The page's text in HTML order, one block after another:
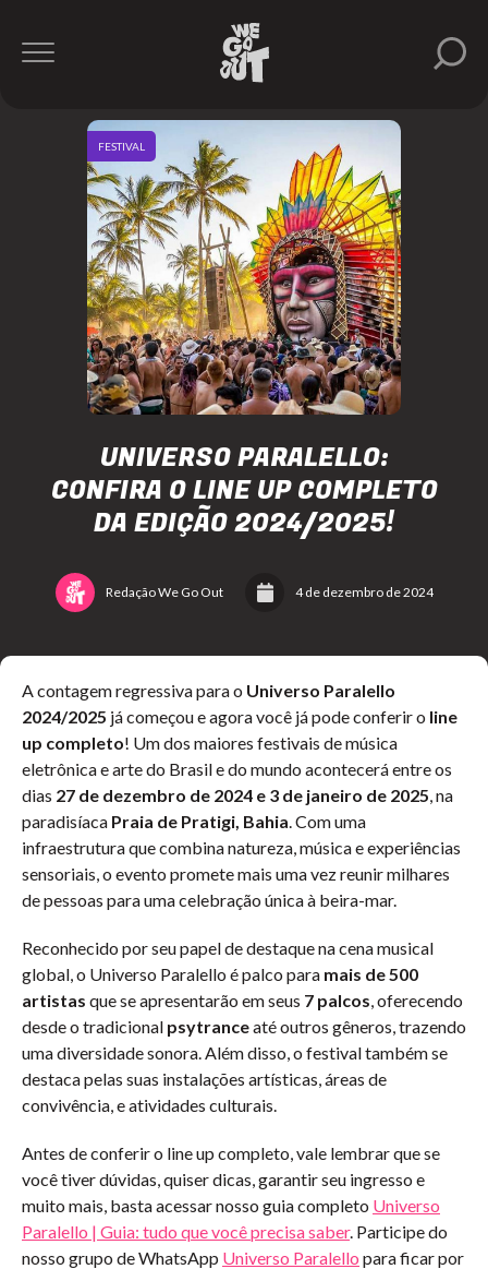
UNIVERSO PARALELLO:
CONFIRA O LINE UP COMPLETO
DA EDIÇÃO 2024/2025!
Redação We Go Out 4 de dezembro de 2024
FESTIVAL
A contagem regressiva para o Universo Paralello
2024/2025 já começou e agora você já pode conferir o line
up completo! Um dos maiores festivais de música
eletrônica e arte do Brasil e do mundo acontecerá entre os
dias 27 de dezembro de 2024 e 3 de janeiro de 2025, na
paradisíaca Praia de Pratigi, Bahia. Com uma
infraestrutura que combina natureza, música e experiências
sensoriais, o evento promete mais uma vez reunir milhares
de pessoas para uma celebração única à beira-mar.
Reconhecido por seu papel de destaque na cena musical
global, o Universo Paralello é palco para mais de 500
artistas que se apresentarão em seus 7 palcos, oferecendo
desde o tradicional psytranceaté outros gêneros, trazendo
uma diversidade sonora. Além disso, o festival também se
destaca pelas suas instalações artísticas, áreas de
convivência, e atividades culturais.
Antes de conferir o line up completo, vale lembrar que se
você tiver dúvidas, quiser dicas, garantir seu ingresso e
muito mais, basta acessar nosso guia completo Universo
Paralello | Guia: tudo que você precisa saber. Participe do
nosso grupo de WhatsApp Universo Paralello para ficar por